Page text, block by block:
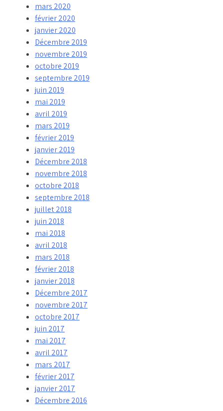
mars 2020
février 2020
janvier 2020
Décembre 2019
novembre 2019
octobre 2019
septembre 2019
juin 2019
mai 2019
avril 2019
mars 2019
février 2019
janvier 2019
Décembre 2018
novembre 2018
octobre 2018
septembre 2018
juillet 2018
juin 2018
mai 2018
avril 2018
mars 2018
février 2018
janvier 2018
Décembre 2017
novembre 2017
octobre 2017
juin 2017
mai 2017
avril 2017
mars 2017
février 2017
janvier 2017
Décembre 2016